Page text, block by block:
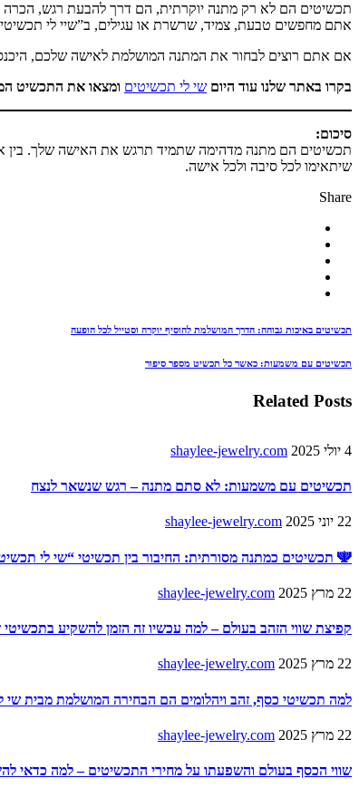
תכשיטים הם לא רק מתנה יוקרתית, הם דרך להבעת רגש, הכרה
אתם מחפשים טבעת, צמיד, שרשרת או עגילים, ב”שיי לי
אם אתם רוצים לבחור את המתנה המושלמת לאישה שלכם,
בקרו באתר שלנו עוד היום שי לי תכשיטים ומצאו את התכשיט
סיכום:
תכשיטים הם מתנה מדהימה שתמיד תרגש את האישה שלך. בין אם
שיתאימו לכל סיבה ולכל אישה.
Share
תכשיטים באיכות גבוהה: הדרך המושלמת להוסיף יוקרה וסטייל לכל הופעה
תכשיטים עם משמעות: כאשר כל תכשיט מספר סיפור
Related Posts
4 יולי 2025 shaylee-jewelry.com
תכשיטים עם משמעות: לא סתם מתנה – רגש שנשאר לנצח
22 יוני 2025 shaylee-jewelry.com
🕎 תכשיטים כמתנה מסורתית: החיבור בין תכשיטי “שי לי
22 מרץ 2025 shaylee-jewelry.com
קפיצת שווי הזהב בעולם – למה עכשיו זה הזמן להשקיע
22 מרץ 2025 shaylee-jewelry.com
למה תכשיטי כסף, זהב ויהלומים הם הבחירה המושלמת מבית שי
22 מרץ 2025 shaylee-jewelry.com
שווי הכסף בעולם והשפעתו על מחירי התכשיטים – למה כדאי